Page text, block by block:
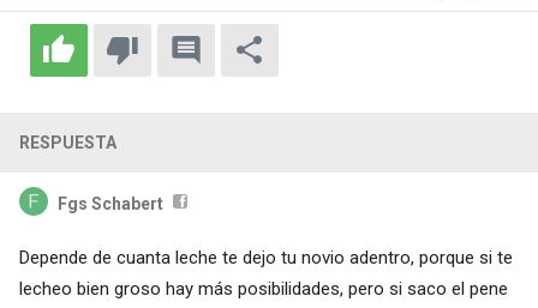
RESPUESTA
Fgs Schabert
Depende de cuanta leche te dejo tu novio adentro, porque si te
lecheo bien groso hay más posibilidades, pero si saco el pene